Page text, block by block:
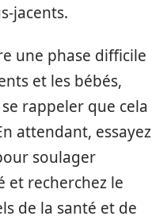
jacents.
une phase difficile
et les bébés,
rappeler que cela
attendant, essayez
soulager
et recherchez le
de la santé et de